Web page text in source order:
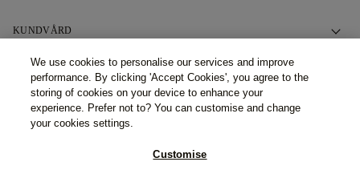
KUNDVÅRD
Boka ett möte
Frågor och svar
Leverans och retur
OM OSS
Vår Historia
Våra Showrooms
JURIDISKT MEDDELANDE OCH INTEGRITET
Sekretesspolicy
Showroom-kollektioner & tjänster (Svenska filialen): ©2026 77
Diamonds filial Sweden - Västra Trädgårdsgatan 15 - 111 53 -
We use cookies to personalise our services and improve
performance. By clicking 'Accept Cookies', you agree to the
storing of cookies on your device to enhance your
experience. Prefer not to? You can customise and change
your cookies settings.
Customise